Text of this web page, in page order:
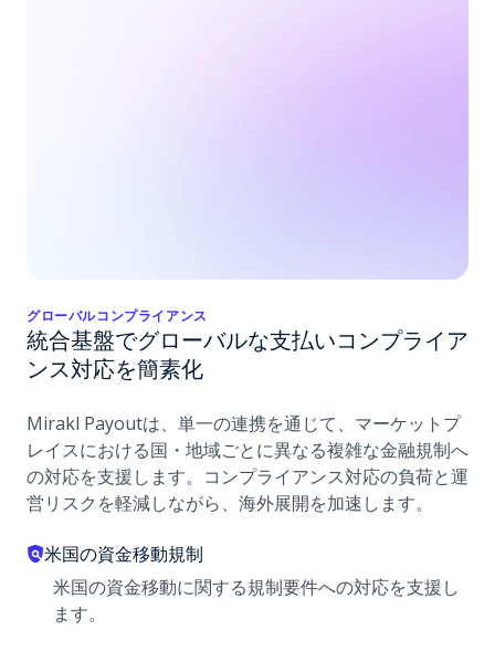
グローバルコンプライアンス
統合基盤でグローバルな支払いコンプライア
ンス対応を簡素化
Mirakl Payoutは、単一の連携を通じて、マーケットプ
レイスにおける国・地域ごとに異なる複雑な金融規制へ
の対応を支援します。コンプライアンス対応の負荷と運
営リスクを軽減しながら、海外展開を加速します。
米国の資金移動規制
米国の資金移動に関する規制要件への対応を支援し
ます。